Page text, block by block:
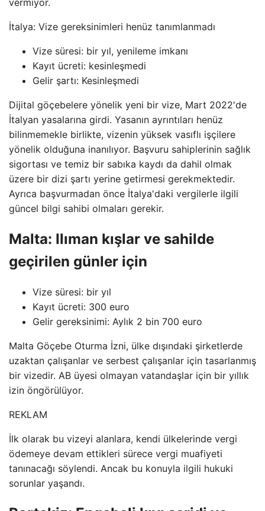
İtalya: Vize gereksinimleri henüz tanımlanmadı
Vize süresi: bir yıl, yenileme imkanı
Kayıt ücreti: kesinleşmedi
Gelir şartı: Kesinleşmedi
Dijital göçebelere yönelik yeni bir vize, Mart 2022'de
İtalyan yasalarına girdi. Yasanın ayrıntıları henüz
bilinmemekle birlikte, vizenin yüksek vasıflı işçilere
yönelik olduğuna inanılıyor. Başvuru sahiplerinin sağlık
sigortası ve temiz bir sabıka kaydı da dahil olmak
üzere bir dizi şartı yerine getirmesi gerekmektedir.
Ayrıca başvurmadan önce İtalya'daki vergilerle ilgili
güncel bilgi sahibi olmaları gerekir.
Malta: Ilıman kışlar ve sahilde
geçirilen günler için
Vize süresi: bir yıl
Kayıt ücreti: 300 euro
Gelir gereksinimi: Aylık 2 bin 700 euro
Malta Göçebe Oturma İzni, ülke dışındaki şirketlerde
uzaktan çalışanlar ve serbest çalışanlar için tasarlanmış
bir vizedir. AB üyesi olmayan vatandaşlar için bir yıllık
izin öngörülüyor.
REKLAM
İlk olarak bu vizeyi alanlara, kendi ülkelerinde vergi
ödemeye devam ettikleri sürece vergi muafiyeti
tanınacağı söylendi. Ancak bu konuyla ilgili hukuki
sorunlar yaşandı.